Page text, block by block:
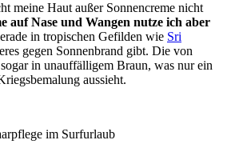
meine Haut außer Sonnencreme nicht
auf Nase und Wangen nutze ich aber
in tropischen Gefilden wie Sri
gegen Sonnenbrand gibt. Die von
in unauffälligem Braun, was nur ein
aussieht.